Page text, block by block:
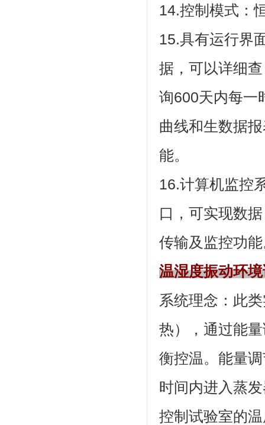
14.控制模式：恒
15.具有运行界面
据，可以详细查
询600天内每一时
曲线和生数据
能。
16.计算机监控
口，可实现数据
传输及监控功能
温湿度振动环
系统理念：
热），通过
衡控温。能量
时间内进入蒸发
控制试验室的温度